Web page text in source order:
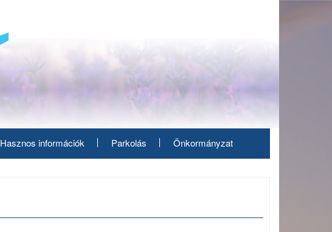
Hasznos információk Parkolás Önkormányzat